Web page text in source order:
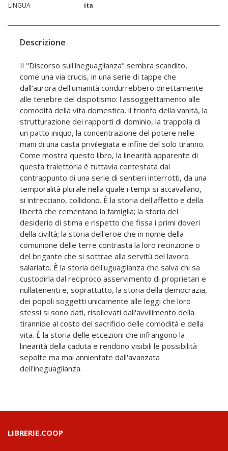
LINGUA
ita
Descrizione
Il "Discorso sull'ineguaglianza" sembra scandito,
come una via crucis, in una serie di tappe che
dall'aurora dell'umanità condurrebbero direttamente
alle tenebre del dispotismo: l'assoggettamento alle
comodità della vita domestica, il trionfo della vanità, la
strutturazione dei rapporti di dominio, la trappola di
un patto iniquo, la concentrazione del potere nelle
mani di una casta privilegiata e infine del solo tiranno.
Come mostra questo libro, la linearità apparente di
questa traiettoria è tuttavia contestata dal
contrappunto di una serie di sentieri interrotti, da una
temporalità plurale nella quale i tempi si accavallano,
si intrecciano, collidono. È la storia dell'affetto e della
libertà che cementano la famiglia; la storia del
desiderio di stima e rispetto che fissa i primi doveri
della civiltà; la storia dell'eroe che in nome della
comunione delle terre contrasta la loro recinzione o
del brigante che si sottrae alla servitù del lavoro
salariato. È la storia dell'uguaglianza che salva chi sa
custodirla dal reciproco asservimento di proprietari e
nullatenenti e, soprattutto, la storia della democrazia,
dei popoli soggetti unicamente alle leggi che loro
stessi si sono dati, risollevati dall'avvilimento della
tirannide al costo del sacrificio delle comodità e della
vita. È la storia delle eccezioni che infrangono la
linearità della caduta e rendono visibili le possibilità
sepolte ma mai annientate dall'avanzata
dell'ineguaglianza.
LIBRERIE.COOP